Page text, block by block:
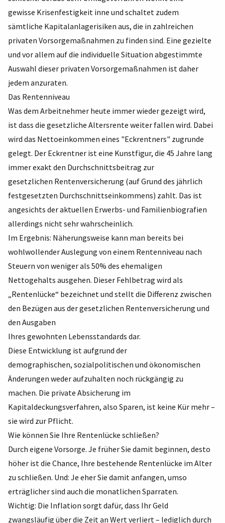
gewisse Krisenfestigkeit inne und schaltet zudem
sämtliche Kapitalanlagerisiken aus, die in zahlreichen
privaten Vorsorgemaßnahmen zu finden sind. Eine gezielte
und vor allem auf die individuelle Situation abgestimmte
Auswahl dieser privaten Vorsorgemaßnahmen ist daher
jedem anzuraten.
Das Rentenniveau
Was dem Arbeitnehmer heute immer wieder gezeigt wird,
ist dass die gesetzliche Altersrente weiter fallen wird. Dabei
wird das Nettoeinkommen eines "Eckrentners" zugrunde
gelegt. Der Eckrentner ist eine Kunstfigur, die 45 Jahre lang
immer exakt den Durchschnittsbeitrag zur
gesetzlichen Rentenversicherung (auf Grund des jährlich
festgesetzten Durchschnittseinkommens) zahlt. Das ist
angesichts der aktuellen Erwerbs- und Familienbiografien
allerdings nicht sehr wahrscheinlich.
Im Ergebnis: Näherungsweise kann man bereits bei
wohlwollender Auslegung von einem Rentenniveau nach
Steuern von weniger als 50% des ehemaligen
Nettogehalts ausgehen. Dieser Fehlbetrag wird als
„Rentenlücke“ bezeichnet und stellt die Differenz zwischen
den Bezügen aus der gesetzlichen Rentenversicherung und
den Ausgaben
Ihres gewohnten Lebensstandards dar.
Diese Entwicklung ist aufgrund der
demographischen, sozialpolitischen und ökonomischen
Änderungen weder aufzuhalten noch rückgängig zu
machen. Die private Absicherung im
Kapitaldeckungsverfahren, also Sparen, ist keine Kür mehr –
sie wird zur Pflicht.
Wie können Sie Ihre Rentenlücke schließen?
Durch eigene Vorsorge. Je früher Sie damit beginnen, desto
höher ist die Chance, Ihre bestehende Rentenlücke im Alter
zu schließen. Und: Je eher Sie damit anfangen, umso
erträglicher sind auch die monatlichen Sparraten.
Wichtig: Die Inflation sorgt dafür, dass Ihr Geld
zwangsläufig über die Zeit an Wert verliert – lediglich durch